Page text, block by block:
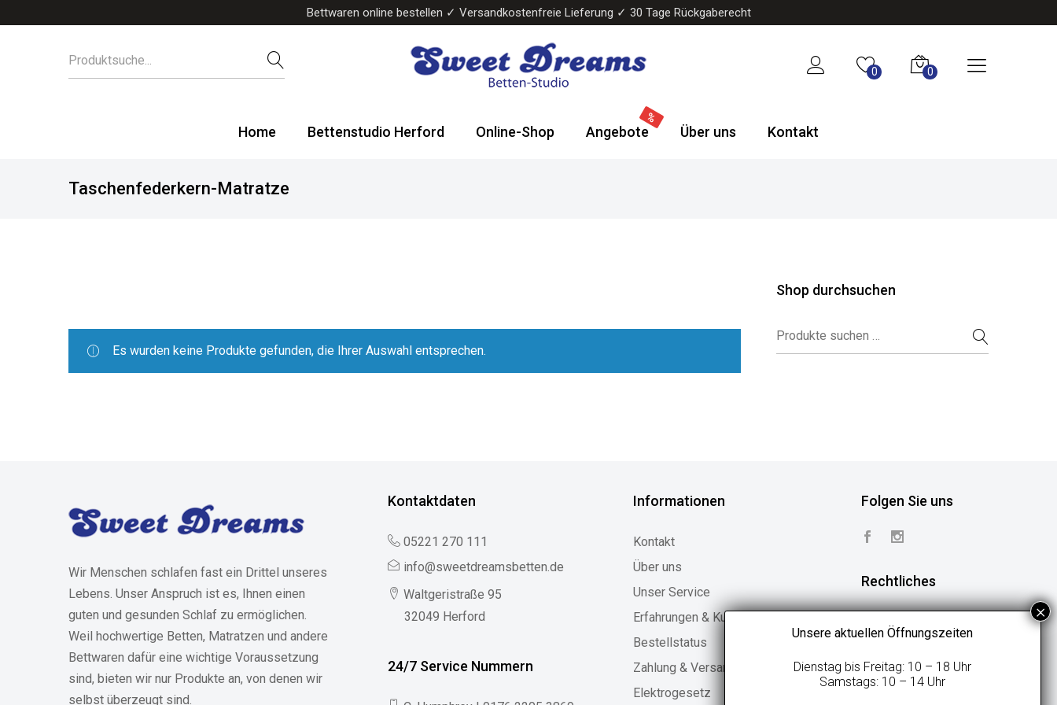
Bettwaren online bestellen ✓ Versandkostenfreie Lieferung ✓ 30 Tage Rückgaberecht
Bettenstudio
Boxspringbetten
0 0
Home Bettenstudio Herford Online-Shop Angebote Über uns Kontakt
Taschenfederkern-Matratze
Es wurden keine Produkte gefunden, die Ihrer Auswahl entsprechen.
Shop durchsuchen
Suchen nach:
Wir Menschen schlafen fast ein Drittel unseres
Lebens. Unser Anspruch ist es, Ihnen einen
guten und gesunden Schlaf zu ermöglichen.
Weil hochwertige Betten, Matratzen und andere
Bettwaren dafür eine wichtige Voraussetzung
sind, bieten wir nur Produkte an, von denen wir
selbst überzeugt sind.
Kontaktdaten
05221 270 111
info@sweetdreamsbetten.de
Waltgeristraße 95
32049 Herford
24/7 Service Nummern
Informationen
Kontakt
Über uns
Unser Service
Erfahrungen & Kundenstimmen
Bestellstatus
Zahlung & Versand
Elektrogesetz
Folgen Sie uns
Rechtliches
Vertrag widerrufen
Geschäftsbedingungen
Unsere aktuellen Öffnungszeiten
Dienstag bis Freitag: 10 – 18 Uhr
Samstags: 10 – 14 Uhr